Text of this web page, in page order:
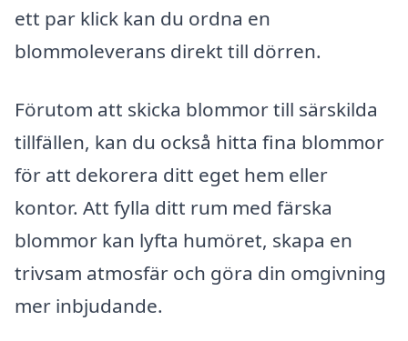
ett par klick kan du ordna en
blommoleverans direkt till dörren.
Förutom att skicka blommor till särskilda
tillfällen, kan du också hitta fina blommor
för att dekorera ditt eget hem eller
kontor. Att fylla ditt rum med färska
blommor kan lyfta humöret, skapa en
trivsam atmosfär och göra din omgivning
mer inbjudande.